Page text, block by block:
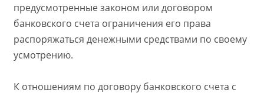
предусмотренные законом или договором
банковского счета ограничения его права
распоряжаться денежными средствами по своему
усмотрению.
К отношениям по договору банковского счета с